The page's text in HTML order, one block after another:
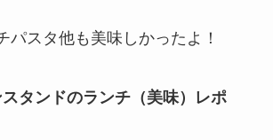
パスタ他も美味しかったよ！
タンドのランチ（美味）レポ